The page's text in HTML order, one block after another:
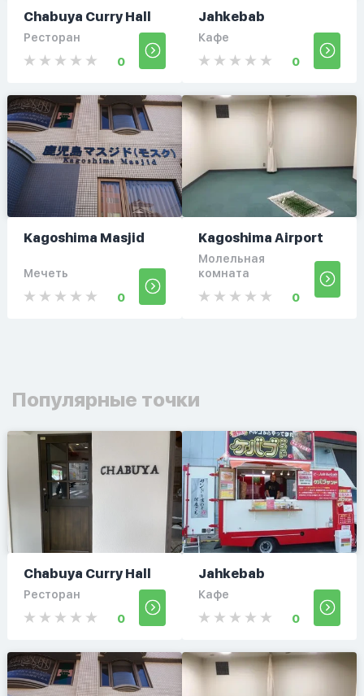
Chabuya Curry Hall
Ресторан
0
Jahkebab
Кафе
0
Kagoshima Masjid
Мечеть
0
Kagoshima Airport
Молельная
комната
0
Популярные точки
Chabuya Curry Hall
Ресторан
0
Jahkebab
Кафе
0